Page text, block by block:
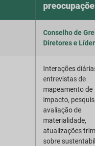
Conselho de
Diretores e
Interações
entrevistas de
mapeamento de
impacto,
avaliação de
materialidade,
atualizações
sobre